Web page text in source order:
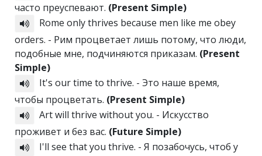
часто преуспевают. (Present Simple)
Rome only thrives because men like me obey
orders. - Рим процветает лишь потому, что люди,
подобные мне, подчиняются приказам. (Present
Simple)
It's our time to thrive. - Это наше время,
чтобы процветать. (Present Simple)
Art will thrive without you. - Искусство
проживет и без вас. (Future Simple)
I'll see that you thrive. - Я позабочусь, чтоб у